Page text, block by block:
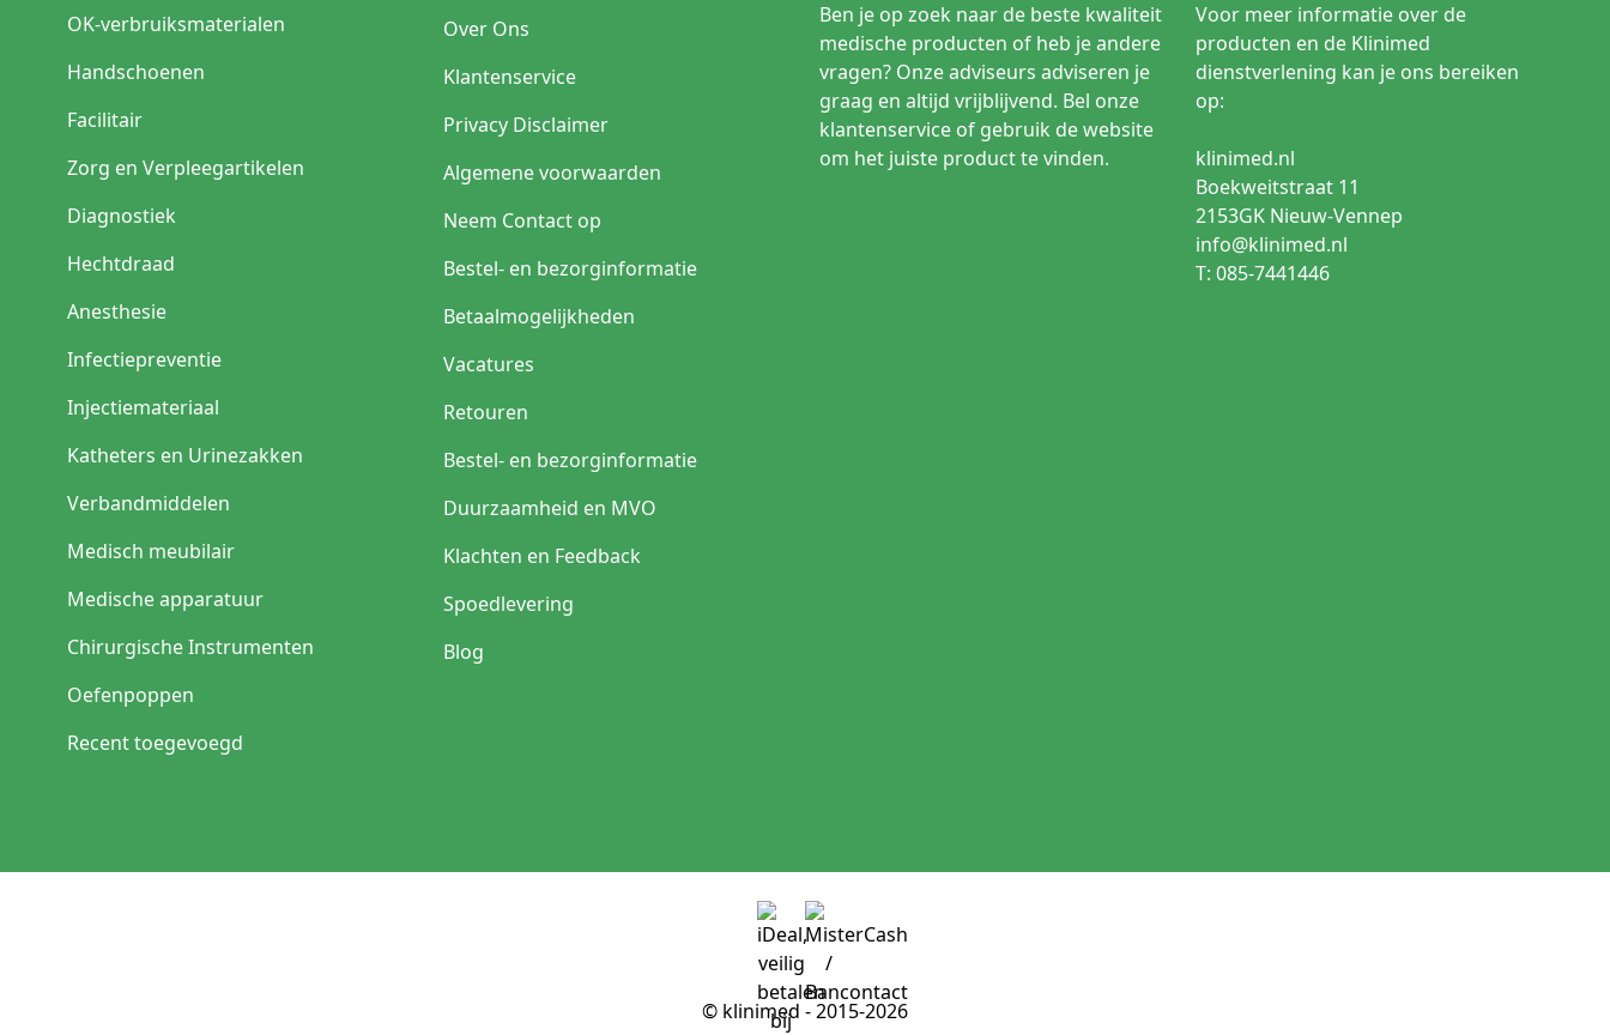
OK-verbruiksmaterialen
Handschoenen
Facilitair
Zorg en Verpleegartikelen
Diagnostiek
Hechtdraad
Anesthesie
Infectiepreventie
Injectiemateriaal
Katheters en Urinezakken
Verbandmiddelen
Medisch meubilair
Medische apparatuur
Chirurgische Instrumenten
Oefenpoppen
Recent toegevoegd
Over Ons
Klantenservice
Privacy Disclaimer
Algemene voorwaarden
Neem Contact op
Bestel- en bezorginformatie
Betaalmogelijkheden
Vacatures
Retouren
Bestel- en bezorginformatie
Duurzaamheid en MVO
Klachten en Feedback
Spoedlevering
Blog
Ben je op zoek naar de beste kwaliteit
medische producten of heb je andere
vragen? Onze adviseurs adviseren je
graag en altijd vrijblijvend. Bel onze
klantenservice of gebruik de website
om het juiste product te vinden.
Voor meer informatie over de
producten en de Klinimed
dienstverlening kan je ons bereiken
op:
klinimed.nl
Boekweitstraat 11
2153GK Nieuw-Vennep
info@klinimed.nl
T: 085-7441446
© klinimed - 2015-2026